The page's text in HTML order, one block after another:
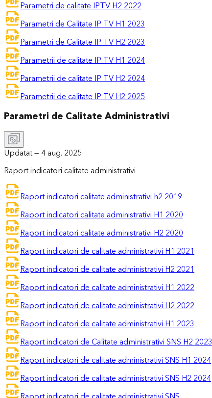
Parametri de calitate IPTV H2 2022
Parametri de Calitate IP TV H1 2023
Parametri de Calitate IP TV H2 2023
Parametrii de calitate IP TV H1 2024
Parametrii de calitate IP TV H2 2024
Parametrii de calitate IP TV H2 2025
Parametri de Calitate Administrativi
Updatat — 4 aug. 2025
Raport indicatori calitate administrativi
Raport indicatori calitate administrativi h2 2019
Raport indicatori calitate administrativi H1 2020
Raport indicatori calitate administrativi H2 2020
Raport indicatori de calitate administrativi H1 2021
Raport indicatori de calitate administrativi H2 2021
Raport indicatori de calitate administrativi H1 2022
Raport indicatori de calitate administrativi H2 2022
Raport indicatori de calitate administrativi H1 2023
Raport indicatori de Calitate administrativi SNS H2 2023
Raport indicatori de calitate administrativi SNS H1 2024
Raport indicatori de calitate administrativi SNS H2 2024
Raport indicatori de calitate administrativi SNS